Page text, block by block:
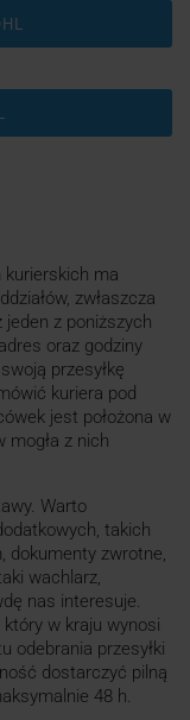
kurierskich ma
zwłaszcza
z poniższych
oraz godziny
przesyłkę
kuriera pod
jest położona w
z nich
Warto
takich
dokumenty zwrotne,
wachlarz,
nas interesuje.
w kraju wynosi
odebrania przesyłki
dostarczyć pilną
48 h.